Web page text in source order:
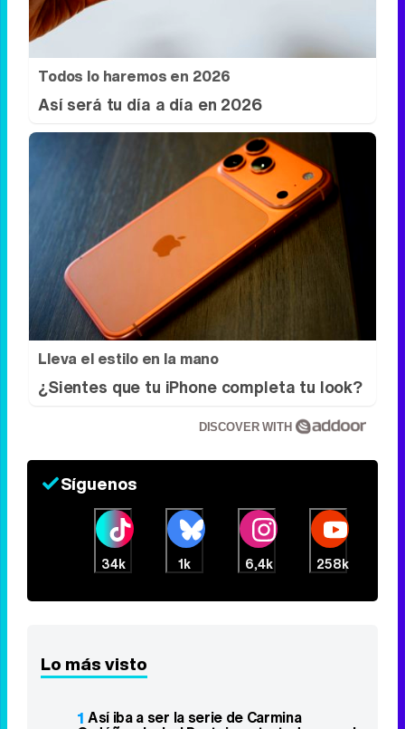
casa
Todos lo haremos en 2026
Así será tu día a día en 2026
Lleva el estilo en la mano
Síguenos